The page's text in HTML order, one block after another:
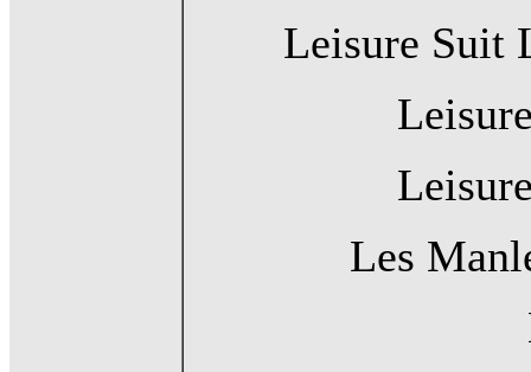
Leisure Suit
Les